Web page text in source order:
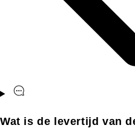
Wat is de levertijd van